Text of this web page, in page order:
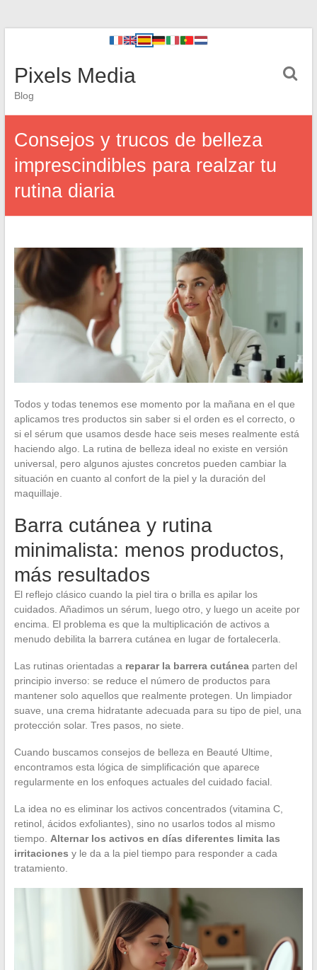
Pixels Media
Blog
Consejos y trucos de belleza
imprescindibles para realzar tu
rutina diaria
Todos y todas tenemos ese momento por la mañana en el que
aplicamos tres productos sin saber si el orden es el correcto, o
si el sérum que usamos desde hace seis meses realmente está
haciendo algo. La rutina de belleza ideal no existe en versión
universal, pero algunos ajustes concretos pueden cambiar la
situación en cuanto al confort de la piel y la duración del
maquillaje.
Barra cutánea y rutina
minimalista: menos productos,
más resultados
El reflejo clásico cuando la piel tira o brilla es apilar los
cuidados. Añadimos un sérum, luego otro, y luego un aceite por
encima. El problema es que la multiplicación de activos a
menudo debilita la barrera cutánea en lugar de fortalecerla.
Las rutinas orientadas a reparar la barrera cutáneaparten del
principio inverso: se reduce el número de productos para
mantener solo aquellos que realmente protegen. Un limpiador
suave, una crema hidratante adecuada para su tipo de piel, una
protección solar. Tres pasos, no siete.
Cuando buscamos consejos de belleza en Beauté Ultime,
encontramos esta lógica de simplificación que aparece
regularmente en los enfoques actuales del cuidado facial.
La idea no es eliminar los activos concentrados (vitamina C,
retinol, ácidos exfoliantes), sino no usarlos todos al mismo
tiempo. Alternar los activos en días diferentes limita las
irritaciones y le da a la piel tiempo para responder a cada
tratamiento.